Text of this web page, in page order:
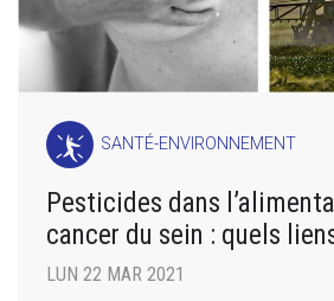
SANTÉ-ENVIRONNEMENT
Pesticides dans
cancer du sein : quels
LUN 22 MAR 2021